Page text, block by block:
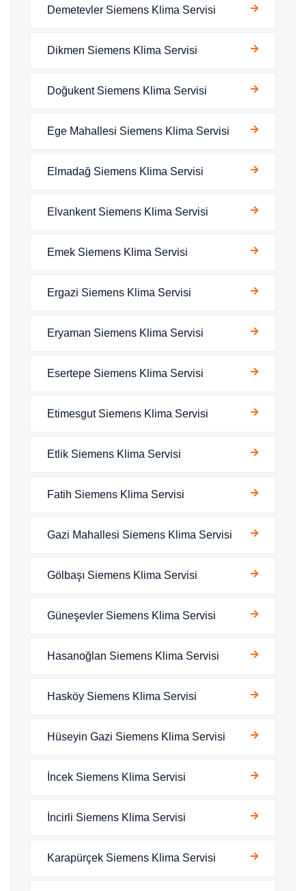
Demetevler Siemens Klima Servisi
Dikmen Siemens Klima Servisi
Doğukent Siemens Klima Servisi
Ege Mahallesi Siemens Klima Servisi
Elmadağ Siemens Klima Servisi
Elvankent Siemens Klima Servisi
Emek Siemens Klima Servisi
Ergazi Siemens Klima Servisi
Eryaman Siemens Klima Servisi
Esertepe Siemens Klima Servisi
Etimesgut Siemens Klima Servisi
Etlik Siemens Klima Servisi
Fatih Siemens Klima Servisi
Gazi Mahallesi Siemens Klima Servisi
Gölbaşı Siemens Klima Servisi
Güneşevler Siemens Klima Servisi
Hasanoğlan Siemens Klima Servisi
Hasköy Siemens Klima Servisi
Hüseyin Gazi Siemens Klima Servisi
İncek Siemens Klima Servisi
İncirli Siemens Klima Servisi
Karapürçek Siemens Klima Servisi